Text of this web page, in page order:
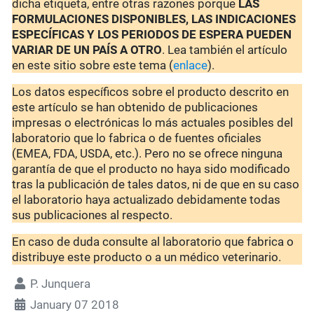
dicha etiqueta, entre otras razones porque LAS
FORMULACIONES DISPONIBLES, LAS INDICACIONES
ESPECÍFICAS Y LOS PERIODOS DE ESPERA PUEDEN
VARIAR DE UN PAÍS A OTRO. Lea también el artículo
en este sitio sobre este tema (enlace).
Los datos específicos sobre el producto descrito en
este artículo se han obtenido de publicaciones
impresas o electrónicas lo más actuales posibles del
laboratorio que lo fabrica o de fuentes oficiales
(EMEA, FDA, USDA, etc.). Pero no se ofrece ninguna
garantía de que el producto no haya sido modificado
tras la publicación de tales datos, ni de que en su caso
el laboratorio haya actualizado debidamente todas
sus publicaciones al respecto.
En caso de duda consulte al laboratorio que fabrica o
distribuye este producto o a un médico veterinario.
P. Junquera
January 07 2018